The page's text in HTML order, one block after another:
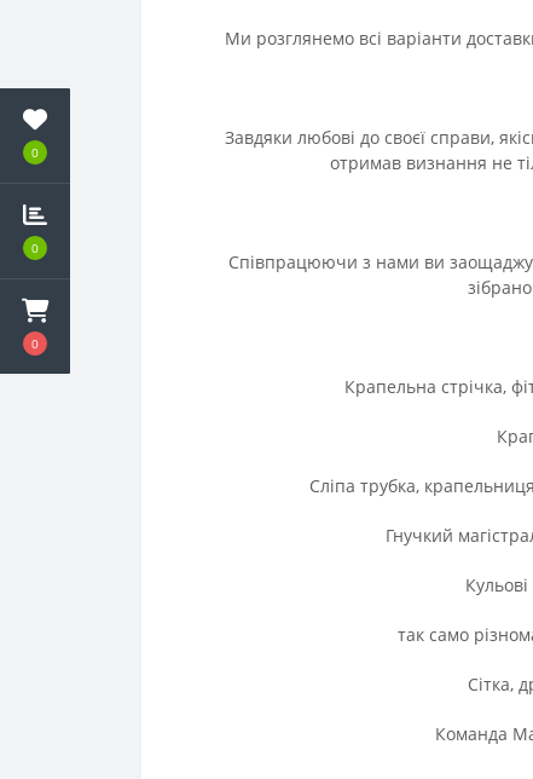
0
0
0
Ми розглянемо всі варіанти
Завдяки любові до своєї справи,
отримав визнання не
Співпрацюючи з нами ви
Крапельна стрічка,
Сліпа трубка,
Гнучкий
так само
Сітка,
Команда